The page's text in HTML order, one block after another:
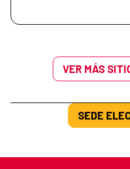
VER MÁS
SEDE